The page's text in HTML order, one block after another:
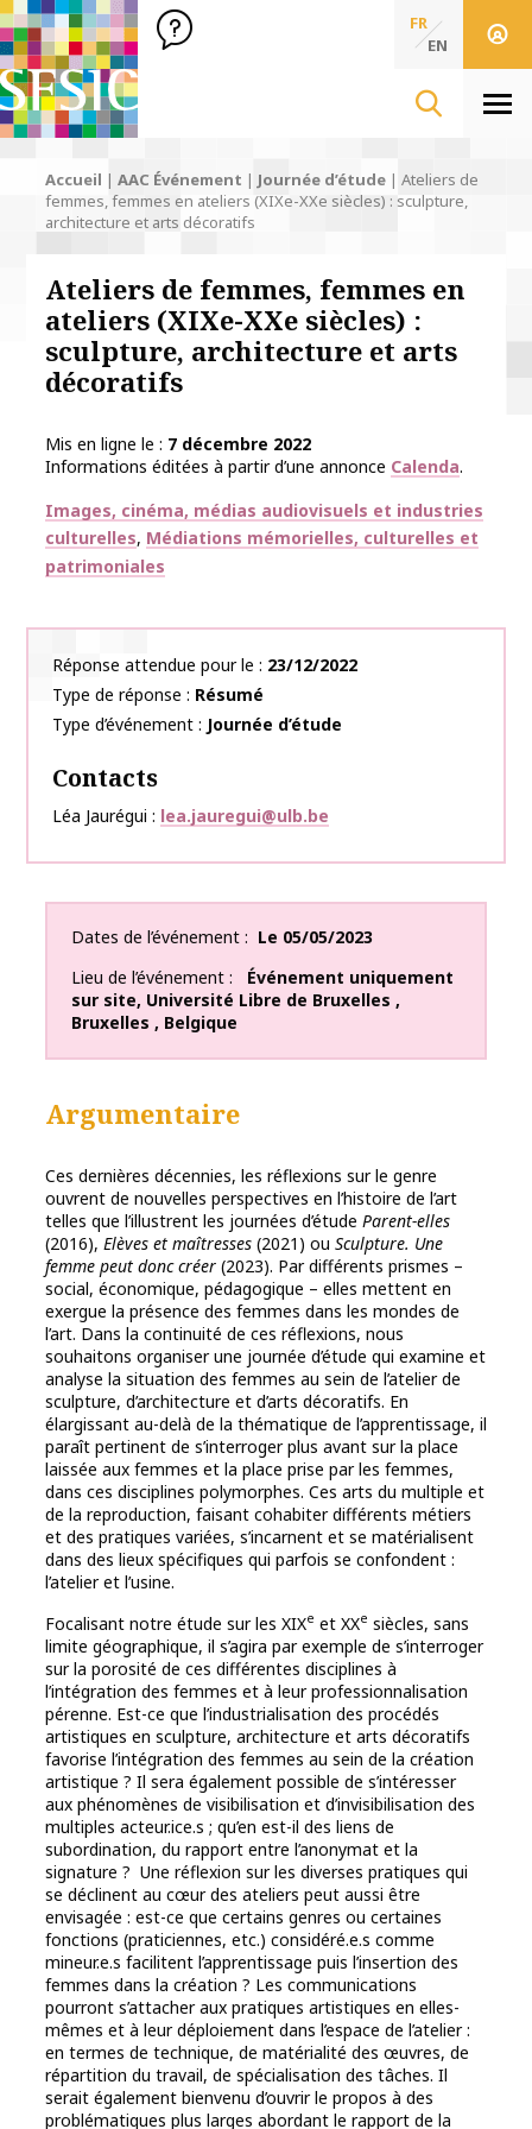
SFSIC Société Française des Sciences de l'Information & de
Société Française des Sciences
de l'Information
FR
EN
Accueil | AAC Événement | Journée d’étude | Ateliers de
femmes, femmes en ateliers (XIXe-XXe siècles) : sculpture,
architecture et arts décoratifs
Ateliers de femmes, femmes en
ateliers (XIXe-XXe siècles) :
sculpture, architecture et arts
décoratifs
Mis en ligne le
7 décembre 2022
Informations éditées à partir d’une annonce Calenda.
Thématiques
Images, cinéma, médias audiovisuels et industries
culturelles Médiations mémorielles, culturelles et
patrimoniales
Réponse attendue pour le
23/12/2022
Type de réponse
Résumé
Type d’événement
Journée d’étude
Contacts
Léa Jaurégui lea.jauregui@ulb.be
Dates de l’événement Le 05/05/2023
Lieu de l’événement
Événement uniquement
sur site, Université Libre de Bruxelles ,
Bruxelles , Belgique
Argumentaire
Ces dernières décennies, les réflexions sur le genre
ouvrent de nouvelles perspectives en l’histoire de l’art
telles que l’illustrent les journées d’étude Parent-elles
(2016), Elèves et maîtresses (2021) ou Sculpture. Une
femme peut donc créer (2023). Par différents prismes –
social, économique, pédagogique – elles mettent en
exergue la présence des femmes dans les mondes de
l’art. Dans la continuité de ces réflexions, nous
souhaitons organiser une journée d’étude qui examine et
analyse la situation des femmes au sein de l’atelier de
sculpture, d’architecture et d’arts décoratifs. En
élargissant au-delà de la thématique de l’apprentissage, il
paraît pertinent de s’interroger plus avant sur la place
laissée aux femmes et la place prise par les femmes,
dans ces disciplines polymorphes. Ces arts du multiple et
de la reproduction, faisant cohabiter différents métiers
et des pratiques variées, s’incarnent et se matérialisent
dans des lieux spécifiques qui parfois se confondent :
l’atelier et l’usine.
Focalisant notre étude sur les XIXe et XXe siècles, sans
limite géographique, il s’agira par exemple de s’interroger
sur la porosité de ces différentes disciplines à
l’intégration des femmes et à leur professionnalisation
pérenne. Est-ce que l’industrialisation des procédés
artistiques en sculpture, architecture et arts décoratifs
favorise l’intégration des femmes au sein de la création
artistique ? Il sera également possible de s’intéresser
aux phénomènes de visibilisation et d’invisibilisation des
multiples acteur.ice.s ; qu’en est-il des liens de
subordination, du rapport entre l’anonymat et la
signature ? Une réflexion sur les diverses pratiques qui
se déclinent au cœur des ateliers peut aussi être
envisagée : est-ce que certains genres ou certaines
fonctions (praticiennes, etc.) considéré.e.s comme
mineur.e.s facilitent l’apprentissage puis l’insertion des
femmes dans la création ? Les communications
pourront s’attacher aux pratiques artistiques en elles-
mêmes et à leur déploiement dans l’espace de l’atelier :
en termes de technique, de matérialité des œuvres, de
répartition du travail, de spécialisation des tâches. Il
serait également bienvenu d’ouvrir le propos à des
problématiques plus larges abordant le rapport de la